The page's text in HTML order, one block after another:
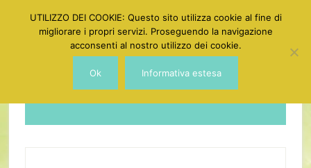
Dotgirl
UTILIZZO DEI COOKIE: Questo sito utilizza cookie al fine di
migliorare i propri servizi. Proseguendo la navigazione
acconsenti al nostro utilizzo dei cookie.
Ok Informativa estesa